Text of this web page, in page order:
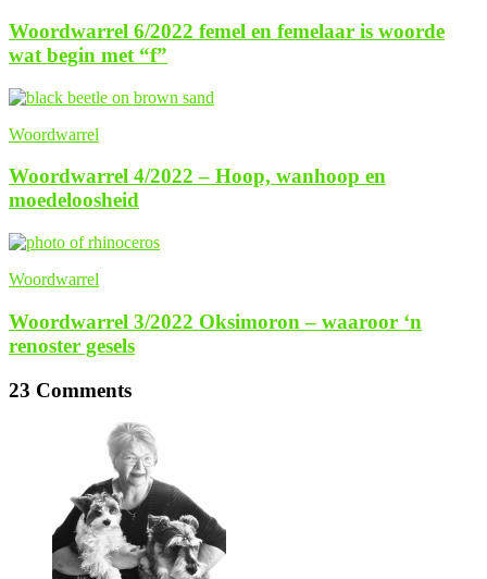
Woordwarrel 6/2022 femel en femelaar is woorde
wat begin met “f”
Woordwarrel
Woordwarrel 4/2022 – Hoop, wanhoop en
moedeloosheid
Woordwarrel
Woordwarrel 3/2022 Oksimoron – waaroor ‘n
renoster gesels
23 Comments